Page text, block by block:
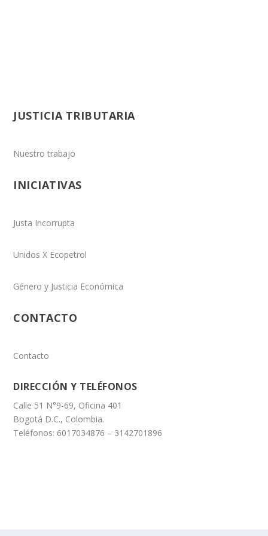
JUSTICIA TRIBUTARIA
Nuestro trabajo
INICIATIVAS
Justa Incorrupta
Unidos X Ecopetrol
Género y Justicia Económica
CONTACTO
Contacto
DIRECCIÓN Y TELÉFONOS
Calle 51 N°9-69, Oficina 401
Bogotá D.C., Colombia.
Teléfonos: 6017034876 – 3142701896